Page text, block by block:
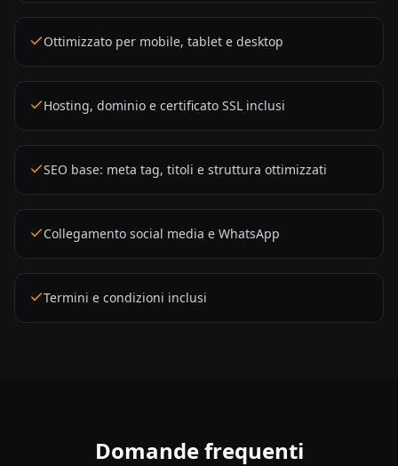
Ottimizzato per mobile, tablet e desktop
Hosting, dominio e certificato SSL inclusi
SEO base: meta tag, titoli e struttura ottimizzati
Collegamento social media e WhatsApp
Termini e condizioni inclusi
Domande frequenti